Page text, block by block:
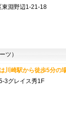
東淵野辺1-21-18
ツ）
川崎駅から徒歩5分の
3グレイス秀1F